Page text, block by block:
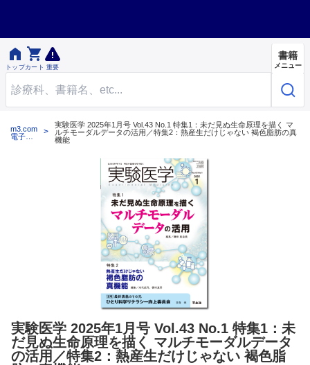

トップ

カート 重要
書籍
メニュー
m3.com
電子書
実験医学 2025年1月号 Vol.43 No.1 特集1：未だ見ぬ生命原理を描く マ
ルチモーダルデータの活用／特集2：熱産生だけじゃない 褐色脂肪の真
機能
実験医学 2025年1月号 Vol.43 No.1 特集1：未
だ見ぬ生命原理を描く マルチモーダルデータ
の活用／特集2：熱産生だけじゃない 褐色脂